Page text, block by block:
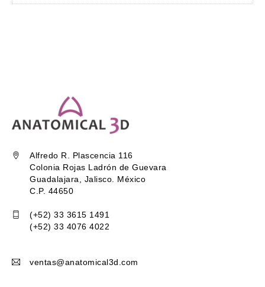
Alfredo R. Plascencia 116
Colonia Rojas Ladrón de Guevara
Guadalajara, Jalisco. México
C.P. 44650
(+52) 33 3615 1491
(+52) 33 4076 4022
ventas@anatomical3d.com